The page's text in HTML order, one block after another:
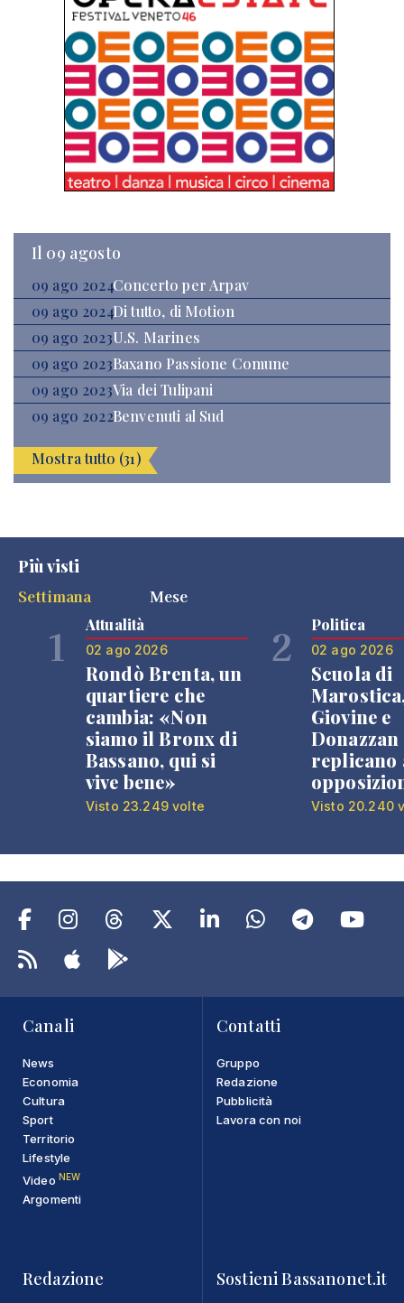
Il 09 agosto
09 ago 2024Concerto per Arpav
09 ago 2024Di tutto, di Motion
09 ago 2023U.S. Marines
09 ago 2023Baxano Passione Comune
09 ago 2023Via dei Tulipani
09 ago 2022Benvenuti al Sud
Mostra tutto (31)
Più visti
Settimana
Mese
1 Attualità
02 ago 2026
Rondò Brenta, un
quartiere che
cambia: «Non
siamo il Bronx di
Bassano, qui si
vive bene»
Visto 23.249 volte
2 Politica
02 ago 2026
Scuola di
Giovine e
Donazzan
replicano
Visto 20.240
Canali
News
Economia
Cultura
Sport
Territorio
Lifestyle
Video NEW
Argomenti
Contatti
Gruppo
Redazione
Pubblicità
Lavora con noi
Redazione Sostieni Bassanonet.it